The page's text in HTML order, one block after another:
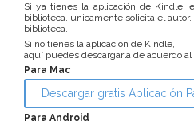
Si ya tienes la aplicación de Kindle,
biblioteca, unicamente solicita el
biblioteca.
Si no tienes la aplicación de Kindle,
aquí puedes descargarla de acuerdo
Para Mac
Descargar gratis Aplicación
Para Android